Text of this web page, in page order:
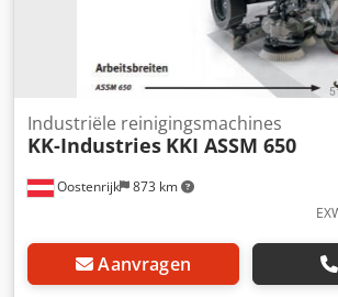
Oostenrijk 873 km
Industriële reinigingsmachines
KK-Industries KKI ASSM 650
Aanvragen